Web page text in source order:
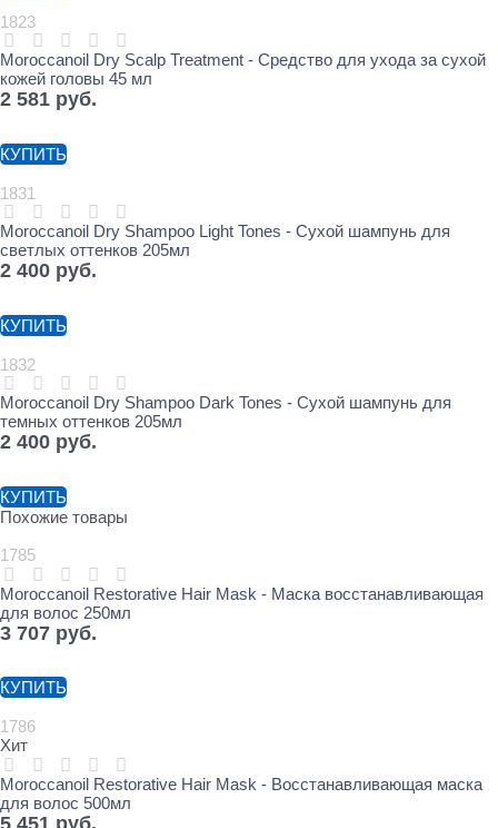
1823
Moroccanoil Dry Scalp Treatment - Средство для ухода за сухой
кожей головы 45 мл
2 581 руб.
КУПИТЬ
1831
Moroccanoil Dry Shampoo Light Tones - Сухой шампунь для
светлых оттенков 205мл
2 400 руб.
КУПИТЬ
1832
Moroccanoil Dry Shampoo Dark Tones - Сухой шампунь для
темных оттенков 205мл
2 400 руб.
КУПИТЬ
Похожие товары
1785
Moroccanoil Restorative Hair Mask - Маска восстанавливающая
для волос 250мл
3 707 руб.
КУПИТЬ
1786
Хит
Moroccanoil Restorative Hair Mask - Восстанавливающая маска
для волос 500мл
5 451 руб.